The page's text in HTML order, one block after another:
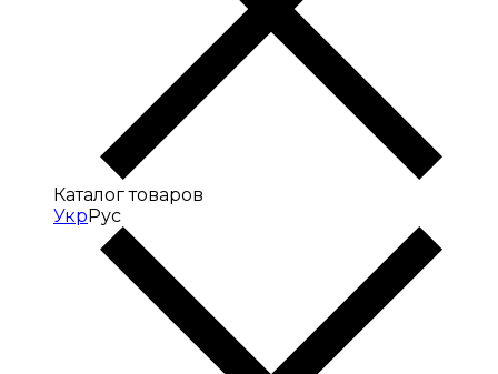
Каталог товаров
УкрРус